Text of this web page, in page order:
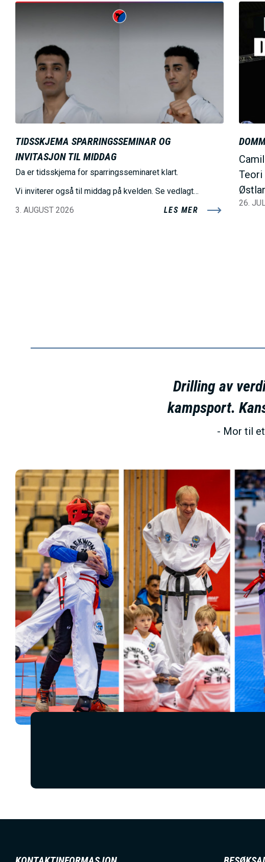
TIDSSKJEMA SPARRINGSSEMINAR OG
INVITASJON TIL MIDDAG
Da er tidsskjema for sparringsseminaret klart.
Vi inviterer også til middag på kvelden. Se vedlagt…
3. AUGUST 2026
LES MER
d
Teori
26.
Drilling av
kampsport.
Mor til